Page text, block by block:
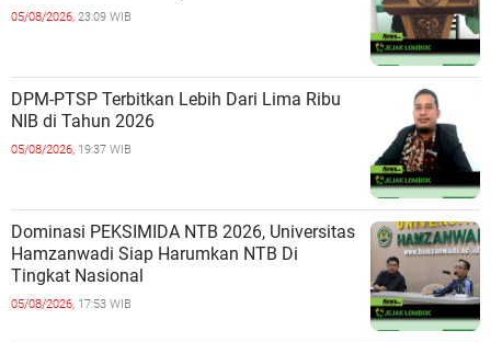
05/08/2026, 23:09 WIB
DPM-PTSP Terbitkan Lebih Dari Lima Ribu
NIB di Tahun 2026
05/08/2026, 19:37 WIB
Dominasi PEKSIMIDA NTB 2026, Universitas
Hamzanwadi Siap Harumkan NTB Di
Tingkat Nasional
05/08/2026, 17:53 WIB